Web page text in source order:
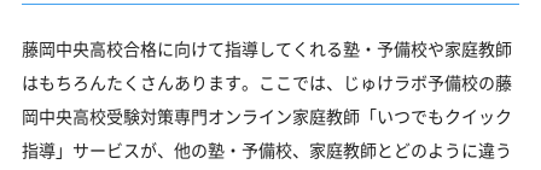
藤岡中央高校合格に向けて指導してくれる塾・予備校や家庭教師
はもちろんたくさんあります。ここでは、じゅけラボ予備校の藤
岡中央高校受験対策専門オンライン家庭教師「いつでもクイック
指導」サービスが、他の塾・予備校、家庭教師とどのように違う